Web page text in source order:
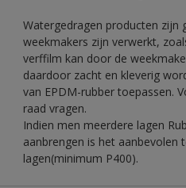
Watergedragen producten zijn
weekmakers zijn verwerkt,
verffilm kan door de
daardoor zacht en kleverig
van EPDM-rubber toepassen.
raad vragen.
Indien men meerdere lagen
aanbrengen is het aanbevolen
lagen(minimum P400).